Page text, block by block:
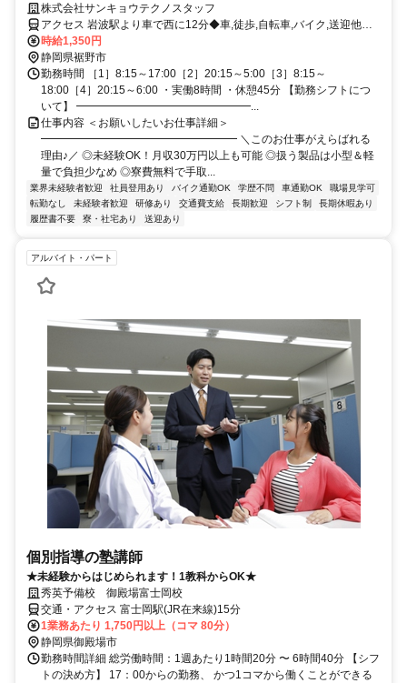
高月収30万円以上｜寮から送迎通勤OK｜日払いOK｜
株式会社サンキョウテクノスタッフ
アクセス 岩波駅より車で西に12分◆車,徒歩,自転車,バイク,送迎他通
勤可能
時給1,350円
静岡県裾野市
勤務時間 ［1］8:15～17:00［2］20:15～5:00［3］8:15～
18:00［4］20:15～6:00 ・実働8時間 ・休憩45分 【勤務シフトにつ
いて】 ━━━━━━━━━━━━━━━━...
仕事内容 ＜お願いしたいお仕事詳細＞
━━━━━━━━━━━━━━━━━━ ＼このお仕事がえらばれる
理由♪／ ◎未経験OK！月収30万円以上も可能 ◎扱う製品は小型＆軽
量で負担少なめ ◎寮費無料で手取...
業界未経験者歓迎 社員登用あり バイク通勤OK 学歴不問 車通勤OK
職場見学可
転勤なし
未経験者歓迎 研修あり 交通費支給 長期歓迎 シフト制
長期休暇あり
履歴書不要
寮・社宅あり 送迎あり
アルバイト・パート
個別指導の塾講師
★未経験からはじめられます！1教科からOK★
秀英予備校 御殿場富士岡校
交通・アクセス 富士岡駅(JR在来線)15分
1業務あたり 1,750円以上（コマ 80分）
静岡県御殿場市
勤務時間詳細 総労働時間：1週あたり1時間20分 〜 6時間40分 【シフ
トの決め方】 17：00からの勤務、 かつ1コマから働くことができる